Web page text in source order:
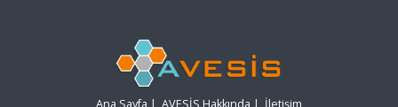
Ana Sayfa | AVESİS Hakkında | İletişim